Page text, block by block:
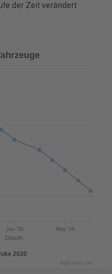
der Zeit verändert
Datum
2020
Jan '26 May '26
Highcharts.com